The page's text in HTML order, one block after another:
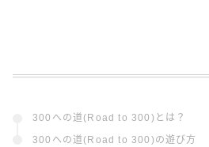
300への道(Road to 300)とは？
300への道(Road to 300)の遊び方